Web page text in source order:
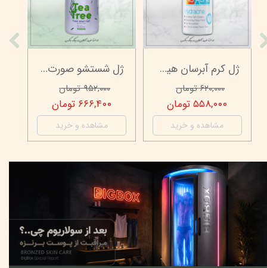
★
ژل شستشو صورت ویتابلا - 300 میلی لیتر
۹۵۲,۰۰۰ تومان
۶۶۶,۴۰۰ تومان
مشاهده و خرید
ژل کرم آبرسان هیدراکنه نو آکنه - چرب و جوش دار - 70 میلی لیتر
۶۲۰,۰۰۰ تومان
۵۵۸,۰۰۰ تومان
مشاهده و خرید